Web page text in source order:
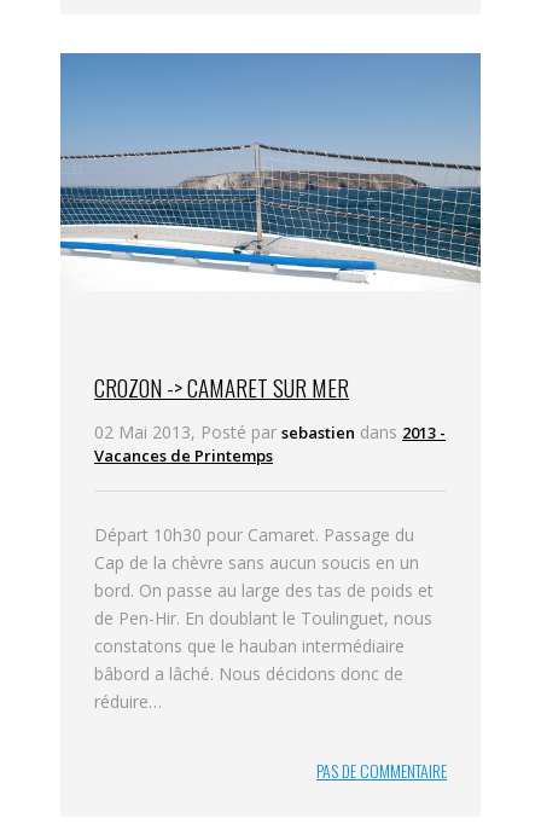
CROZON -> CAMARET SUR MER
02 Mai 2013, Posté par sebastien dans 2013 -
Vacances de Printemps
Départ 10h30 pour Camaret. Passage du
Cap de la chèvre sans aucun soucis en un
bord. On passe au large des tas de poids et
de Pen-Hir. En doublant le Toulinguet, nous
constatons que le hauban intermédiaire
bâbord a lâché. Nous décidons donc de
réduire…
PAS DE COMMENTAIRE